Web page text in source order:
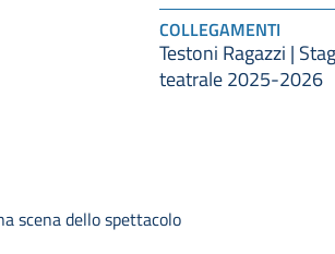
COLLEGAMENTI
Testoni Ragazzi |
teatrale 2025-2026
scena dello spettacolo